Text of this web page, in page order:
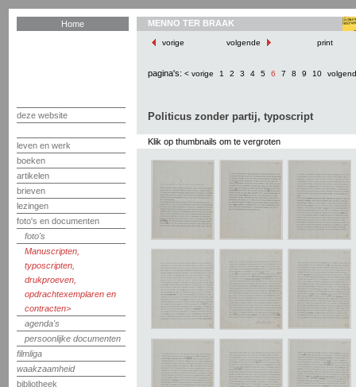
Home
deze website
leven en werk
boeken
artikelen
brieven
lezingen
foto's en documenten
foto's
Manuscripten,
typoscripten,
drukproeven,
opdrachtexemplaren en
contracten
agenda's
persoonlijke documenten
filmliga
waakzaamheid
bibliotheek
MENNO TER BRAAK
vorige volgende print
pagina's: < vorige 1 2 3 4 5 6 7 8 9 10
Politicus zonder partij, typoscript
Klik op thumbnails om te vergroten